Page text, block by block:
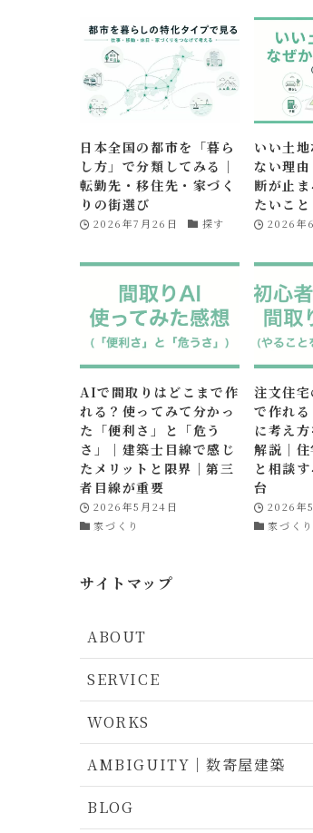
日本全国の都市を「暮ら
し方」で分類してみる｜
転勤先・移住先・家づく
りの街選び
2026年7月26日 探す
いい土
ない理
断が止
たいこと
2026年
AIで間取りはどこまで作
れる？使ってみて分かっ
た「便利さ」と「危う
さ」｜建築士目線で感じ
たメリットと限界｜第三
者目線が重要
2026年5月24日
家づくり
注文住
で作れ
に考え
解説｜
と相談
台
2026年
家づくり
サイトマップ
ABOUT
SERVICE
WORKS
AMBIGUITY｜数寄屋建築
BLOG